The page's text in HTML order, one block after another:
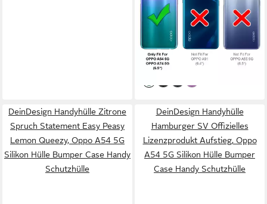
6,5 Zoll, Hülle Dünne Silikon
Schutzhülle für OPPO A54
5G, OPPO A74 5G Hülle
11,99 € UVP16,99 €
-29%
lieferbar - in 3-4 Werktagen bei dir
DeinDesign Handyhülle Zitrone
Spruch Statement Easy Peasy
Lemon Queezy, Oppo A54 5G
Silikon Hülle Bumper Case Handy
Schutzhülle
DeinDesign Handyhülle
Hamburger SV Offizielles
Lizenzprodukt Aufstieg, Oppo
A54 5G Silikon Hülle Bumper
Case Handy Schutzhülle